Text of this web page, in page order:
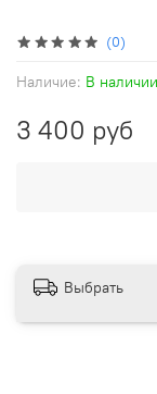
(0)
Наличие: В наличии
3 400 руб
Выбрать